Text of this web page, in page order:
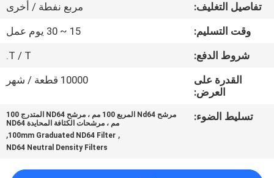
مراقبة
الجودة
اتصل
تفاصيل التغليف:
مربع نفطة / أخرى
وقت التسليم:
15 ~ 30 يوم عمل
شروط الدفع:
T / T.
القدرة على
العرض:
10000 قطعة / شهر
تسليط الضوء:
مرشح Nd64 المربع 100 مم ، مرشح ND64 المتدرج 100
مم ، مرشحات الكثافة المحايدة ND64
,
100mm Graduated ND64 Filter
,
ND64 Neutral Density Filters